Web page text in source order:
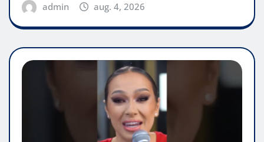
admin aug. 4, 2026